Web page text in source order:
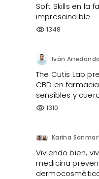
Soft Skills en la
imprescindible
visibility 1348
Iván
The Cutis Lab
CBD en
sensibles y
visibility 1310
Viviendo bien,
medicina